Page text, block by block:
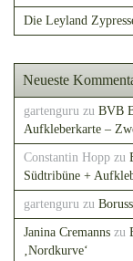
Die Leyland
Neueste
gartenguru zu BVB
Aufkleberkarte –
Constantin Hopp zu
Südtribüne +
gartenguru zu
Janina Cremanns zu
‚Nordkurve‘